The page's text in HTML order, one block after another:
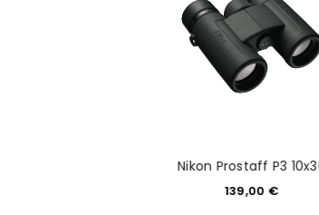
Nikon Prostaff P3
139,00 €